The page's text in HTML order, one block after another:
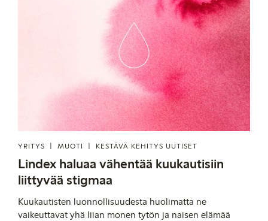
YRITYS MUOTI KESTÄVÄ KEHITYS UUTISET
Lindex haluaa vähentää kuukautisiin
liittyvää stigmaa
Kuukautisten luonnollisuudesta huolimatta ne
vaikeuttavat yhä liian monen tytön ja naisen elämää